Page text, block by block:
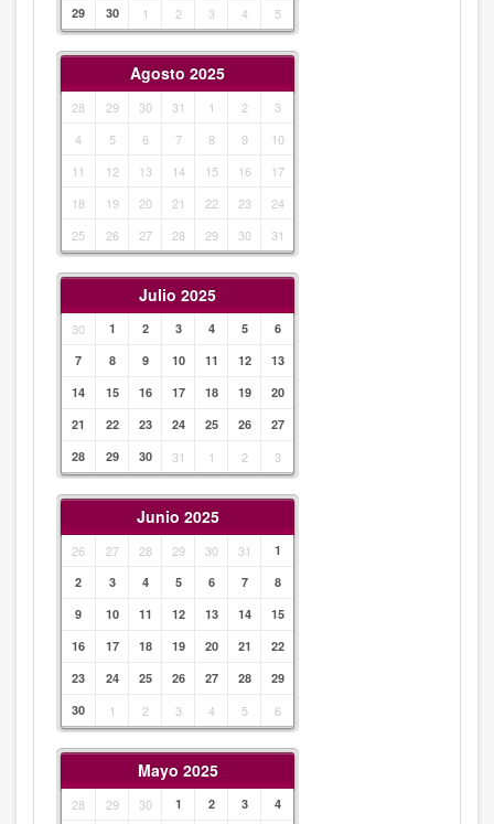
29
30 1 2 3 4 5
Agosto 2025
28 29 30 31 1 2
3
4
5 6 7 8 9
10
11
12 13 14 15 16
17
18
19 20 21 22 23
24
25
26 27 28 29 30 31
Julio 2025
30 1 2 3 4 5
6
7
8 9 10 11 12
13
14
15 16 17 18 19
20
21
22 23 24 25 26
27
28
29 30 31 1 2 3
Junio 2025
26 27 28 29 30 31
1
2
3 4 5 6 7
8
9
10 11 12 13 14
15
16
17 18 19 20 21
22
23
24 25 26 27 28
29
30
1 2 3 4 5 6
Mayo 2025
28 29 30 1 2 3 4